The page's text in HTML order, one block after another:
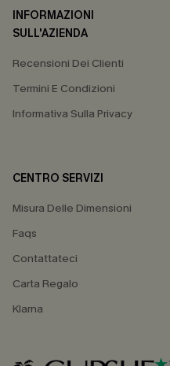
INFORMAZIONI
SULL'AZIENDA
Recensioni Dei Clienti
Termini E Condizioni
Informativa Sulla Privacy
CENTRO SERVIZI
Misura Delle Dimensioni
Faqs
Contattateci
Carta Regalo
Klarna